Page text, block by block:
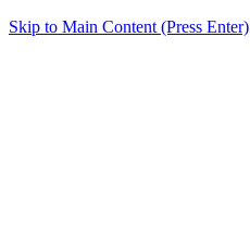
Skip to Main Content (Press Enter)